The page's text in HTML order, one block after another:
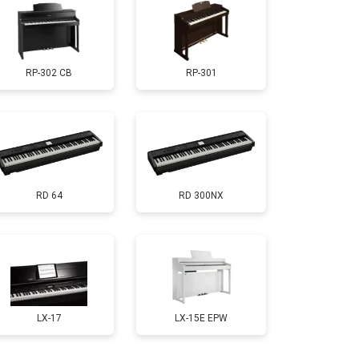
1200 ₽ Заказать
1500 ₽ Заказать
2000 ₽ Заказать
Заказать
1200 ₽
RP-302 CB RP-301
RD 64 RD 300NX
LX-17 LX-15E EPW